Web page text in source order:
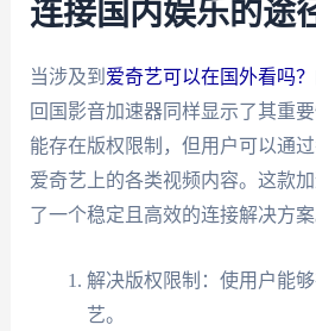
连接国内娱乐的途
当涉及到 爱奇艺可以在国外看吗？
回国影音加速器同样显示了其重
能存在版权限制，但用户可以通
爱奇艺上的各类视频内容。这款
了一个稳定且高效的连接解决方案
解决版权限制：使用户能
艺。